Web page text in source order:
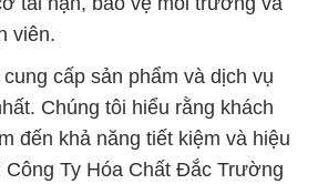
Ty Hóa Chất Đắc Trường
tâm về sự cân đối giữa chất
những yếu tố quan trọng
định mua sắm của mọi doanh